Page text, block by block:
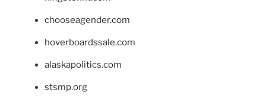
chooseagender.com
hoverboardssale.com
alaskapolitics.com
stsmp.org